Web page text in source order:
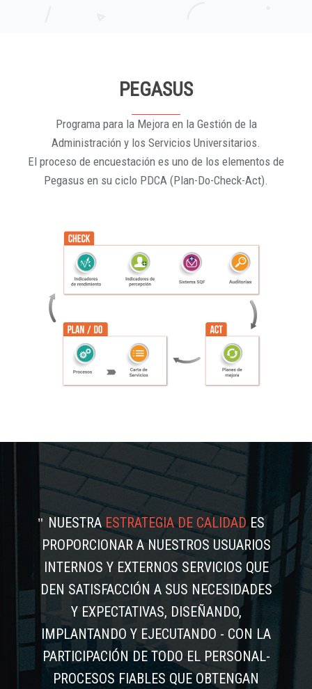
PEGASUS
Programa para la Mejora en la Gestión de la
Administración y los Servicios Universitarios.
El proceso de encuestación es uno de los elementos de
Pegasus en su ciclo PDCA (Plan-Do-Check-Act).
NUESTRAESTRATEGIA DE CALIDADES
PROPORCIONAR A NUESTROS USUARIOS
INTERNOS Y EXTERNOS SERVICIOS QUE
DEN SATISFACCIÓN A SUS NECESIDADES
Y EXPECTATIVAS, DISEÑANDO,
IMPLANTANDO Y EJECUTANDO - CON LA
PARTICIPACIÓN DE TODO EL PERSONAL-
PROCESOS FIABLES QUE OBTENGAN